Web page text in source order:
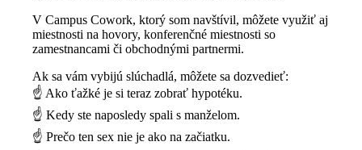
V Campus Cowork, ktorý som navštívil, môžete využiť aj
miestnosti na hovory, konferenčné miestnosti so
zamestnancami či obchodnými partnermi.
Ak sa vám vybijú slúchadlá, môžete sa dozvedieť:
☝️ Ako ťažké je si teraz zobrať hypotéku.
☝️ Kedy ste naposledy spali s manželom.
☝️ Prečo ten sex nie je ako na začiatku.